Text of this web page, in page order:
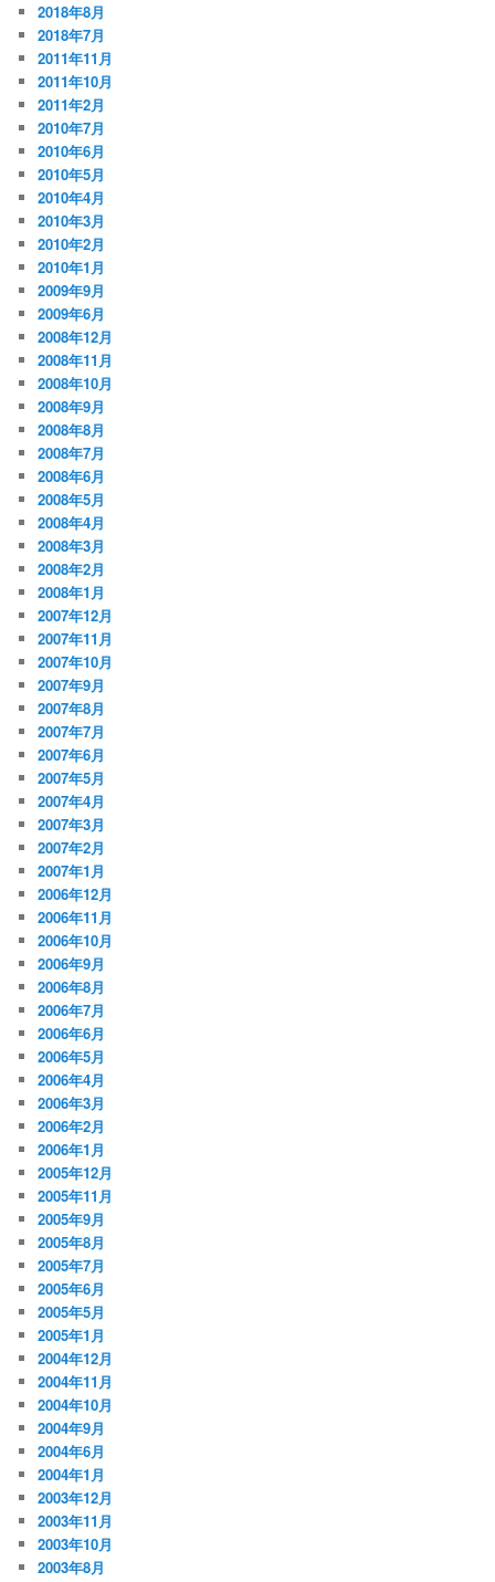
2018年8月
2018年7月
2011年11月
2011年10月
2011年2月
2010年7月
2010年6月
2010年5月
2010年4月
2010年3月
2010年2月
2010年1月
2009年9月
2009年6月
2008年12月
2008年11月
2008年10月
2008年9月
2008年8月
2008年7月
2008年6月
2008年5月
2008年4月
2008年3月
2008年2月
2008年1月
2007年12月
2007年11月
2007年10月
2007年9月
2007年8月
2007年7月
2007年6月
2007年5月
2007年4月
2007年3月
2007年2月
2007年1月
2006年12月
2006年11月
2006年10月
2006年9月
2006年8月
2006年7月
2006年6月
2006年5月
2006年4月
2006年3月
2006年2月
2006年1月
2005年12月
2005年11月
2005年9月
2005年8月
2005年7月
2005年6月
2005年5月
2005年1月
2004年12月
2004年11月
2004年10月
2004年9月
2004年6月
2004年1月
2003年12月
2003年11月
2003年10月
2003年8月